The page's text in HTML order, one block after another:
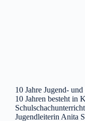
10 Jahre Jugend-
10 Jahren besteht in
Jugendleiterin Anita